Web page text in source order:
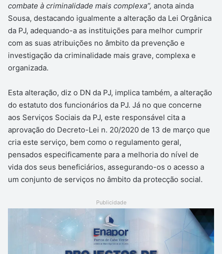
combate à criminalidade mais complexa”, anota ainda
Sousa, destacando igualmente a alteração da Lei Orgânica
da PJ, adequando-a as instituições para melhor cumprir
com as suas atribuições no âmbito da prevenção e
investigação da criminalidade mais grave, complexa e
organizada.
Esta alteração, diz o DN da PJ, implica também, a alteração
do estatuto dos funcionários da PJ. Já no que concerne
aos Serviços Sociais da PJ, este responsável cita a
aprovação do Decreto-Lei n. 20/2020 de 13 de março que
cria este serviço, bem como o regulamento geral,
pensados especificamente para a melhoria do nível de
vida dos seus beneficiários, assegurando-os o acesso a
um conjunto de serviços no âmbito da protecção social.
Publicidade